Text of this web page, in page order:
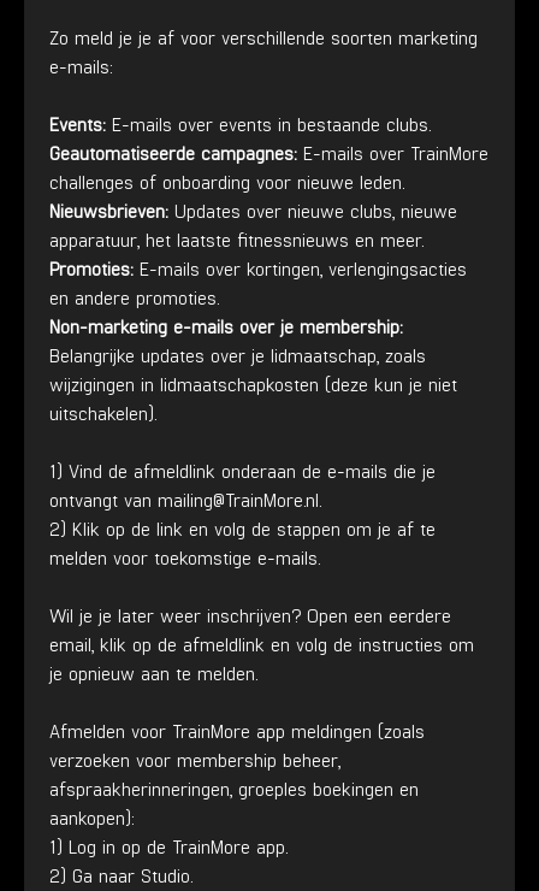
Zo meld je je af voor verschillende soorten marketing
e-mails:
Events: E-mails over events in bestaande clubs.
Geautomatiseerde campagnes: E-mails over TrainMore
challenges of onboarding voor nieuwe leden.
Nieuwsbrieven: Updates over nieuwe clubs, nieuwe
apparatuur, het laatste fitnessnieuws en meer.
Promoties: E-mails over kortingen, verlengingsacties
en andere promoties.
Non-marketing e-mails over je membership:
Belangrijke updates over je lidmaatschap, zoals
wijzigingen in lidmaatschapkosten (deze kun je niet
uitschakelen).
1) Vind de afmeldlink onderaan de e-mails die je
ontvangt van mailing@TrainMore.nl.
2) Klik op de link en volg de stappen om je af te
melden voor toekomstige e-mails.
Wil je je later weer inschrijven? Open een eerdere
email, klik op de afmeldlink en volg de instructies om
je opnieuw aan te melden.
Afmelden voor TrainMore app meldingen (zoals
verzoeken voor membership beheer,
afspraakherinneringen, groeples boekingen en
aankopen):
1) Log in op de TrainMore app.
2) Ga naar Studio.